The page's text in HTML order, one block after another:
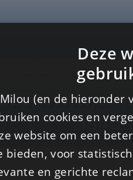
Is4u
Deze
Milou (en de
cookies en
website om een
bieden, voor
en gerichte